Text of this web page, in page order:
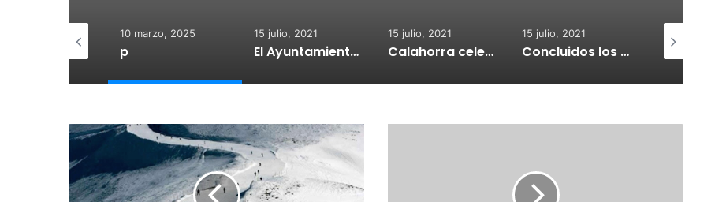
10 marzo, 2025
p
15 julio, 2021
El Ayuntamiento de Calahorra convoca subvenciones para la adquisión de medidores de CO2
15 julio, 2021
Calahorra celebrará el Croquetur II
15 julio, 2021
Concluidos los trabajos de reposición del asfaltado de Calahorra